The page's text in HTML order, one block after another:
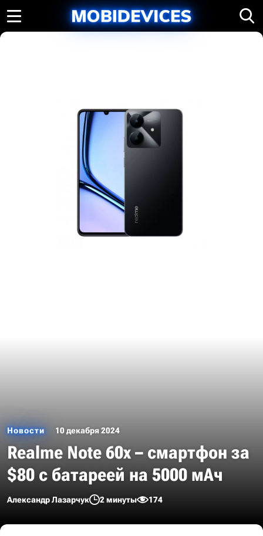
Новости 10 декабря 2024
Realme Note 60x – смартфон за
$80 с батареей на 5000 мАч
Александр Лазарчук 2 минуты 174